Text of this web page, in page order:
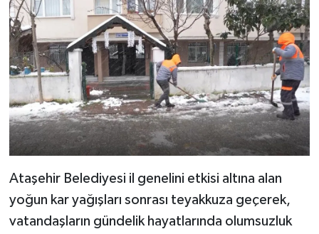
Ataşehir Belediyesi il genelini etkisi altına alan
yoğun kar yağışları sonrası teyakkuza geçerek,
vatandaşların gündelik hayatlarında olumsuzluk